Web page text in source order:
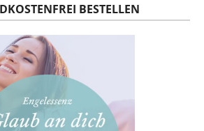
BESTELLEN